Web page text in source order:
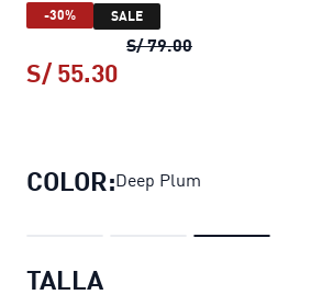
-30% SALE
S/ 79.00Gorra de Running
S/ 55.30
COLOR:Deep Plum
TALLA